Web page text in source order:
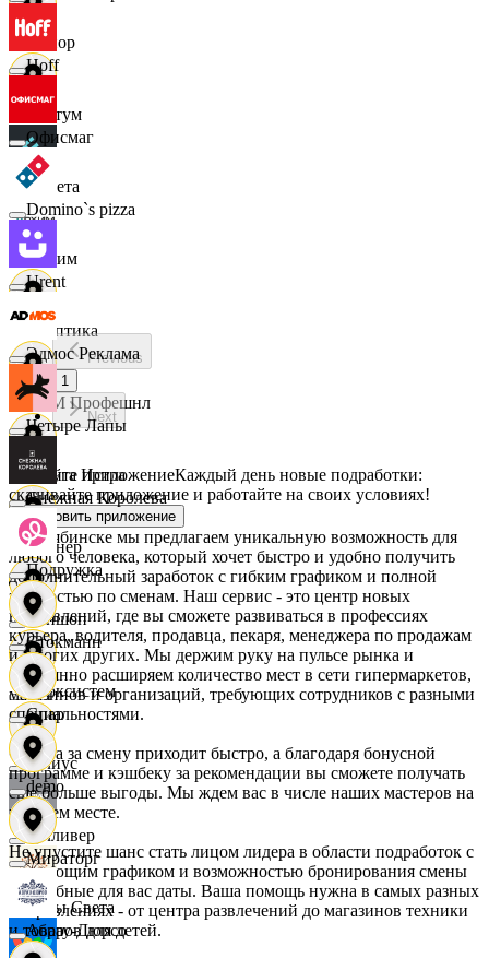
Авиор
Альтум
Аркета
Архим
Асептика
АСМ Профешнл
Белуга Истра
Вайнер
Ваншоп
Ворксистем
Гелиус
Гулливер
Дары Света
Hoff
Офисмаг
Domino`s pizza
Urent
Эдмос Реклама
Четыре Лапы
Снежная Королева
Подружка
Стокманн
Cпар
demo
Мираторг
Абрау-Дюрсо
Previous
1
Next
Скачайте приложениеКаждый день новые подработки:
скачивайте приложение и работайте на своих условиях!
Установить приложение
В Челябинске мы предлагаем уникальную возможность для
любого человека, который хочет быстро и удобно получить
дополнительный заработок с гибким графиком и полной
занятостью по сменам. Наш сервис - это центр новых
направлений, где вы сможете развиваться в профессиях
курьера, водителя, продавца, пекаря, менеджера по продажам
и многих других. Мы держим руку на пульсе рынка и
постоянно расширяем количество мест в сети гипермаркетов,
магазинов и организаций, требующих сотрудников с разными
специальностями.
Оплата за смену приходит быстро, а благодаря бонусной
программе и кэшбеку за рекомендации вы сможете получать
еще больше выгоды. Мы ждем вас в числе наших мастеров на
рабочем месте.
Не упустите шанс стать лицом лидера в области подработок с
плавающим графиком и возможностью бронирования смены
на удобные для вас даты. Ваша помощь нужна в самых разных
направлениях - от центра развлечений до магазинов техники
и товаров для детей.